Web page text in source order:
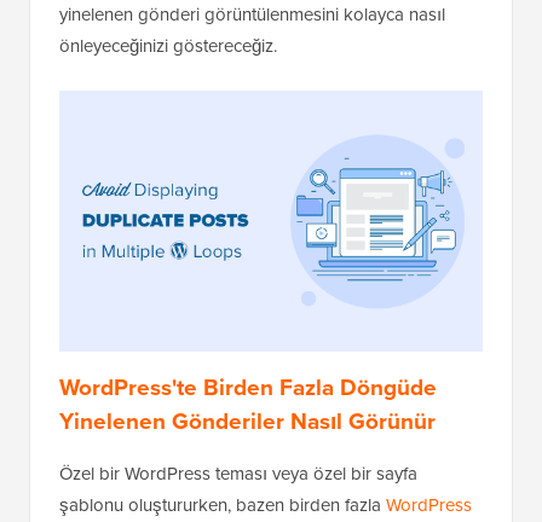
yinelenen gönderi görüntülenmesini kolayca nasıl
önleyeceğinizi göstereceğiz.
WordPress'te Birden Fazla Döngüde
Yinelenen Gönderiler Nasıl Görünür
Özel bir WordPress teması veya özel bir sayfa
şablonu oluştururken, bazen birden fazla WordPress